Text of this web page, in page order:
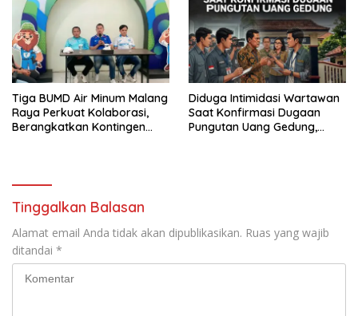
Tiga BUMD Air Minum Malang
Raya Perkuat Kolaborasi,
Berangkatkan Kontingen
Diduga Intimidasi Wartawan
Saat Konfirmasi Dugaan
Pungutan Uang Gedung,
Tinggalkan Balasan
Alamat email Anda tidak akan dipublikasikan. Ruas yang wajib
ditandai *